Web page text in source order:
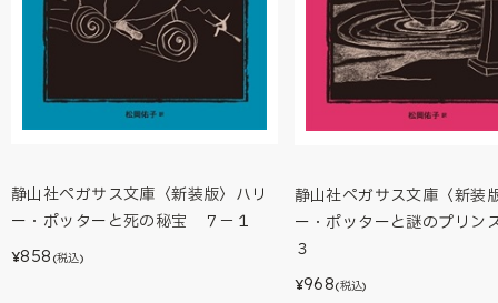
静山社ペガサス文庫〈新装版〉ハリ
ー・ポッターと死の秘宝 ７－１
¥858 (税込)
静山社ペガサス文庫〈新装
ー・ポッターと謎のプリ
３
¥968(税込)